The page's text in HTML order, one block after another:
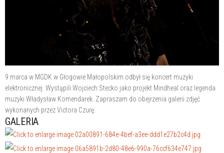
9 marca w MGDK w Głogowie Małopolskim odbył się koncert muzyki
elektronicznej. Wystąpili Wojciech Stecko jako projekt Mindheal oraz legenda
muzyki Władysław Komendarek. Zapraszam do obejrzenia galerii zdjęć
wykonanych przez Victora Czurę.
GALERIA